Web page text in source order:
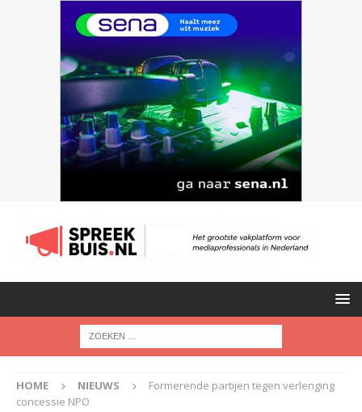
HOME NIEUWS
Formerende partijen tegen verlenging
concessie NPO